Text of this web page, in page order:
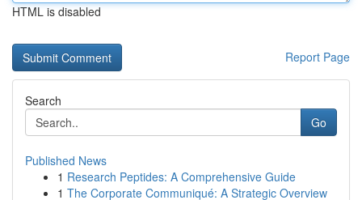
HTML is disabled
Report Page
Search
Go
Published News
1 Research Peptides: A Comprehensive Guide
1 The Corporate Communiqué: A Strategic Overview